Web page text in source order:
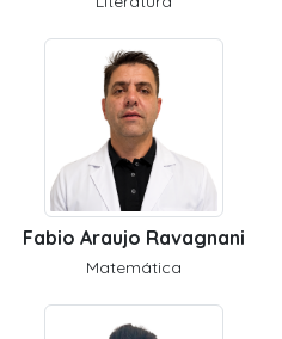
Fabio Araujo Ravagnani
Matemática